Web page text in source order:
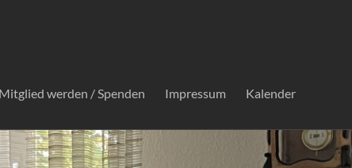
Mitglied werden / Spenden Impressum
Kalender